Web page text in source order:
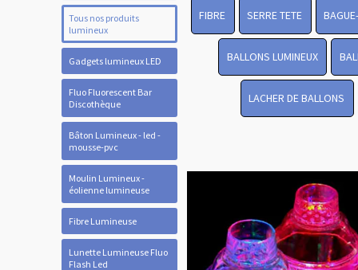
Tous nos produits
lumineux
Gadgets lumineux LED
Fluo Fluorescent Bar
Discothèque
Bâton Lumineux - led -
mousse-pvc
Moulin Lumineux -
éolienne lumineuse
Fibre Lumineuse
Lunette Lumineuse Fluo
Flash Led
FIBRE SERRE TETE
BALLONS LUMINEUX
LACHER DE BALLONS